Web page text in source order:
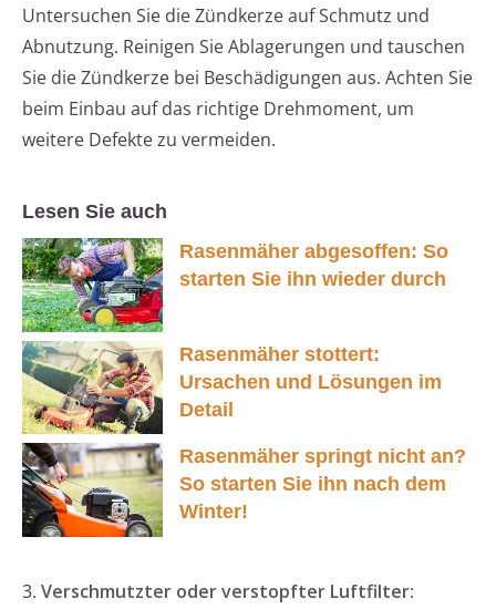
Untersuchen Sie die Zündkerze auf Schmutz und
Abnutzung. Reinigen Sie Ablagerungen und tauschen
Sie die Zündkerze bei Beschädigungen aus. Achten Sie
beim Einbau auf das richtige Drehmoment, um
weitere Defekte zu vermeiden.
Lesen Sie auch
Rasenmäher abgesoffen: So
starten Sie ihn wieder durch
Rasenmäher stottert:
Ursachen und Lösungen im
Detail
Rasenmäher springt nicht an?
So starten Sie ihn nach dem
Winter!
3. Verschmutzter oder verstopfter Luftfilter: